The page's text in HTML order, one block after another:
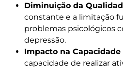
Diminuição da
constante e a limitação
problemas psicológicos
depressão.
Impacto na Capacidade
capacidade de realizar